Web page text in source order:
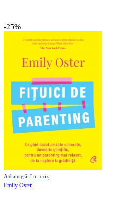
-25%
Adaugă în coș
Emily Oster